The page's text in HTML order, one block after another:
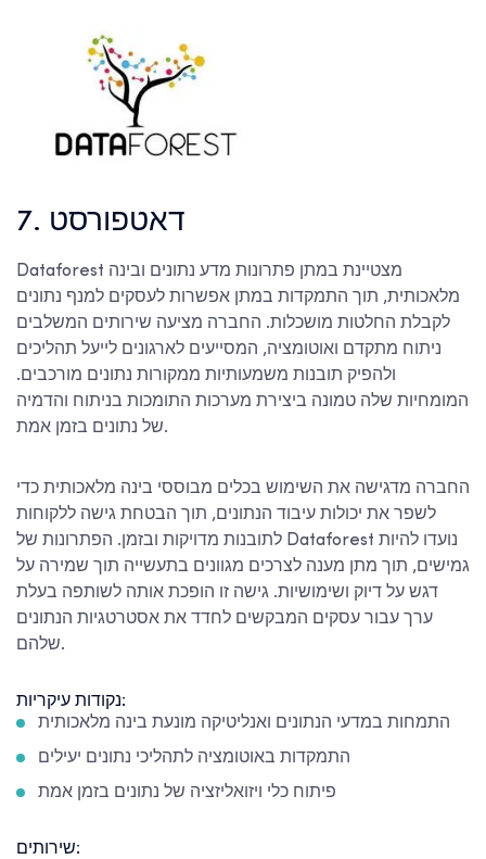
7. דאטפורסט
Dataforest מצטיינת במתן פתרונות מדע נתונים ובינה
מלאכותית, תוך התמקדות במתן אפשרות לעסקים למנף נתונים
לקבלת החלטות מושכלות. החברה מציעה שירותים המשלבים
ניתוח מתקדם ואוטומציה, המסייעים לארגונים לייעל תהליכים
ולהפיק תובנות משמעותיות ממקורות נתונים מורכבים.
המומחיות שלה טמונה ביצירת מערכות התומכות בניתוח והדמיה
של נתונים בזמן אמת.
החברה מדגישה את השימוש בכלים מבוססי בינה מלאכותית כדי
לשפר את יכולות עיבוד הנתונים, תוך הבטחת גישה ללקוחות
לתובנות מדויקות ובזמן. הפתרונות של Dataforest נועדו להיות
גמישים, תוך מתן מענה לצרכים מגוונים בתעשייה תוך שמירה על
דגש על דיוק ושימושיות. גישה זו הופכת אותה לשותפה בעלת
ערך עבור עסקים המבקשים לחדד את אסטרטגיות הנתונים
שלהם.
נקודות עיקריות:
התמחות במדעי הנתונים ואנליטיקה מונעת בינה מלאכותית
התמקדות באוטומציה לתהליכי נתונים יעילים
פיתוח כלי ויזואליזציה של נתונים בזמן אמת
שירותים: